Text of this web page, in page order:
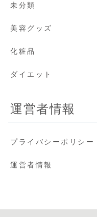
未分類
美容グッズ
化粧品
ダイエット
運営者情報
プライバシーポリシー
運営者情報